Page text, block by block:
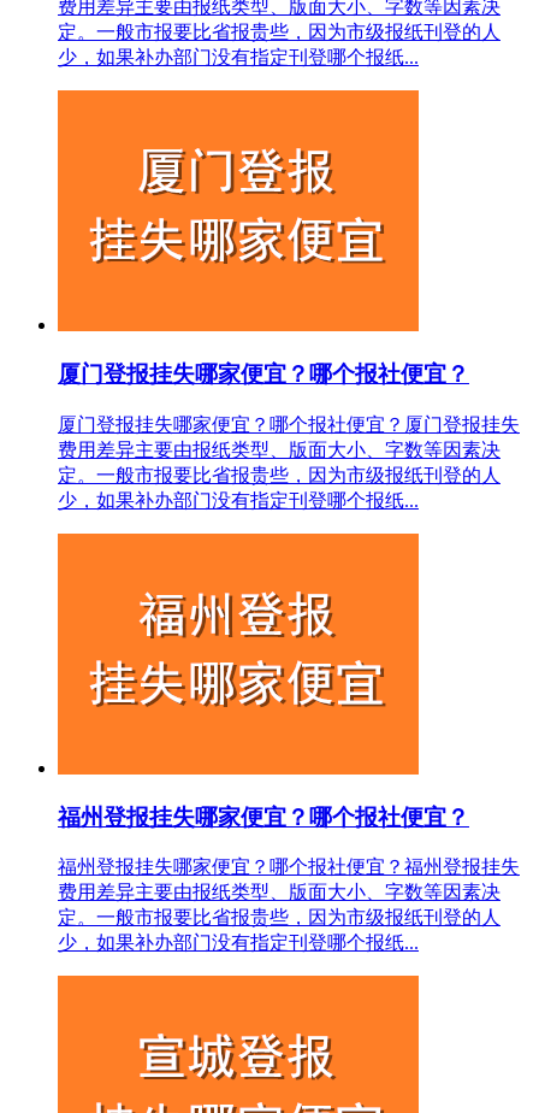
费用差异主要由报纸类型、版面大小、字数等因素决
定。一般市报要比省报贵些，因为市级报纸刊登的人
少，如果补办部门没有指定刊登哪个报纸...
厦门登报挂失哪家便宜？哪个报社便宜？
厦门登报挂失哪家便宜？哪个报社便宜？厦门登报挂失
费用差异主要由报纸类型、版面大小、字数等因素决
定。一般市报要比省报贵些，因为市级报纸刊登的人
少，如果补办部门没有指定刊登哪个报纸...
福州登报挂失哪家便宜？哪个报社便宜？
福州登报挂失哪家便宜？哪个报社便宜？福州登报挂失
费用差异主要由报纸类型、版面大小、字数等因素决
定。一般市报要比省报贵些，因为市级报纸刊登的人
少，如果补办部门没有指定刊登哪个报纸...